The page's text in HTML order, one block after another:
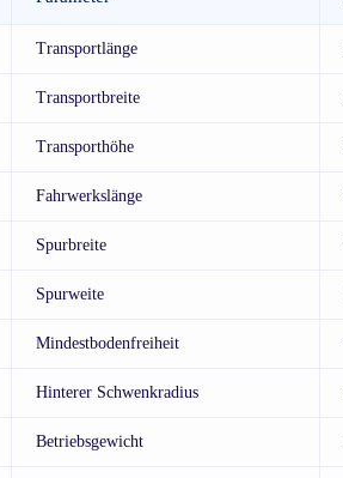
Transportlänge
Transportbreite
Transporthöhe
Fahrwerkslänge
Spurbreite
Spurweite
Mindestbodenfreiheit
Hinterer Schwenkradius
Betriebsgewicht